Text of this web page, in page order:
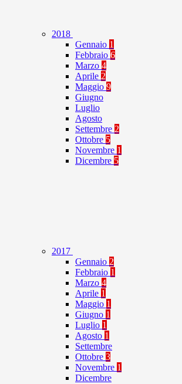
2018
Gennaio 1
Febbraio 6
Marzo 4
Aprile 2
Maggio 9
Giugno
Luglio
Agosto
Settembre 2
Ottobre 5
Novembre 1
Dicembre 5
2017
Gennaio 2
Febbraio 1
Marzo 4
Aprile 1
Maggio 1
Giugno 1
Luglio 1
Agosto 1
Settembre
Ottobre 3
Novembre 1
Dicembre